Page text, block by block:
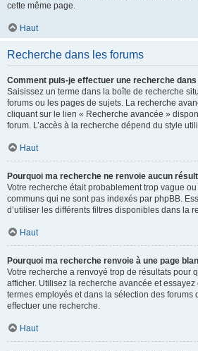
cette même page.
Haut
Recherche dans les forums
Comment puis-je effectuer une recherche
Saisissez un terme dans la boîte de recherche
forums ou les pages de sujets. La recherche
cliquant sur le lien « Recherche avancée »
forum. L’accès à la recherche dépend du style
Haut
Pourquoi ma recherche ne renvoie aucun
Votre recherche était probablement trop vague
communs qui ne sont pas indexés par phpBB.
d’utiliser les différents filtres disponibles dans la
Haut
Pourquoi ma recherche renvoie à une page
Votre recherche a renvoyé trop de résultats pour
afficher. Utilisez la recherche avancée et essayez
termes employés et dans la sélection des forums
effectuer une recherche.
Haut